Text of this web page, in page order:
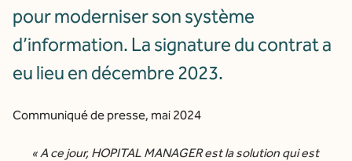
pour moderniser son système
d’information. La signature du contrat a
eu lieu en décembre 2023.
Communiqué de presse, mai 2024
« A ce jour, HOPITAL MANAGER est la solution qui est